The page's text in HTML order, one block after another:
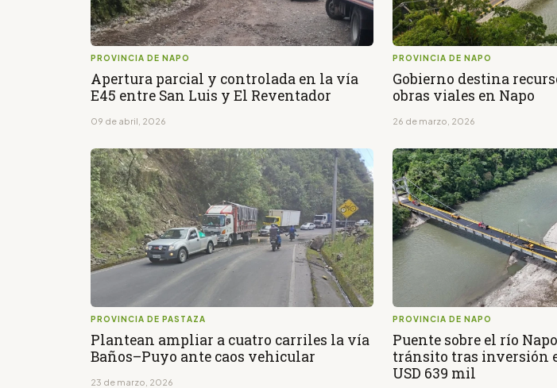
PROVINCIA DE NAPO
Apertura parcial y controlada en la vía
E45 entre San Luis y El Reventador
09 de abril, 2026
PROVINCIA DE NAPO
Gobierno destina
obras viales en Napo
26 de marzo, 2026
PROVINCIA DE PASTAZA
Plantean ampliar a cuatro carriles la vía
Baños–Puyo ante caos vehicular
23 de marzo, 2026
PROVINCIA DE NAPO
Puente sobre el río
tránsito tras inversión
USD 639 mil